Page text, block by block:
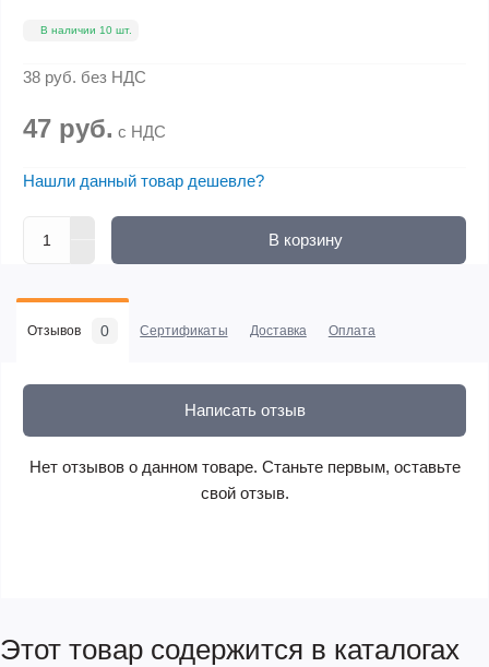
В наличии 10 шт.
38 руб. без НДС
47 руб. с НДС
Нашли данный товар дешевле?
В корзину
Отзывов 0 Сертификаты Доставка Оплата
Написать отзыв
Нет отзывов о данном товаре. Станьте первым, оставьте
свой отзыв.
Этот товар содержится в каталогах